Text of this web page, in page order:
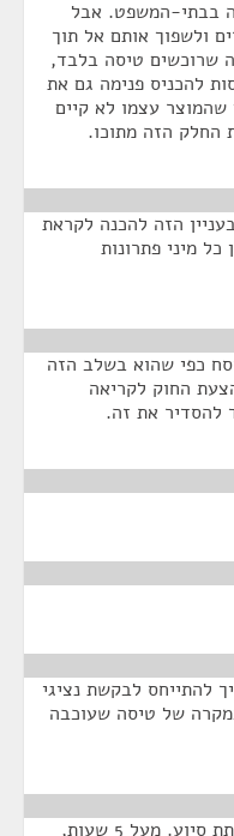
בבתי-המשפט. אבל
ולשפוך אותם אל תוך
שרוכשים טיסה בלבד,
להכניס פנימה גם את
שהמוצר עצמו לא קיים
החלק הזה מתוכו.
הזה להכנה לקראת
מיני פתרונות
כפי שהוא בשלב הזה
החוק לקריאה
להסדיר את זה.
להתייחס לבקשת נציגי
של טיסה שעוכבה
גם בעיכוב קצר מ-8 שעות יידרשו לתת סיוע. מעל 5 שעות,